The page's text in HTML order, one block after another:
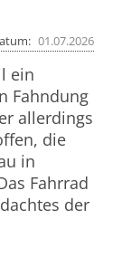
01.07.2026
ein
Fahndung
allerdings
die
in
Fahrrad
der